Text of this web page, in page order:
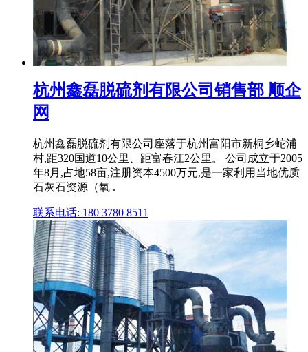
杭州鑫磊脱硫剂有限公司销售部 顺企
网
杭州鑫磊脱硫剂有限公司座落于杭州富阳市新桐乡蛇浦
村,距320国道10公里、距富春江2公里。 公司成立于2005
年8月,占地58亩,注册资本4500万元,是一家利用当地优质
石灰石资源（氧 .
联系电话: 180 3780 8511